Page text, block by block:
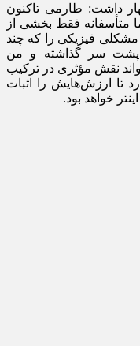
داشت: طارمی تاکنون
متأسفانه فقط بخشی از
مشکلی فیزیکی را که چند
پشت سر گذاشته و من
نقش مؤثری در ترکیب
تا ارزش‌هایش را اثبات
خواهد بود.